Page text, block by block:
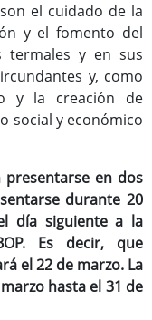
el cuidado de la
y el fomento del
termales y en sus
y, como
y la creación de
social y económico
en dos
durante 20
día siguiente a la
Es decir, que
el 22 de marzo. La
hasta el 31 de